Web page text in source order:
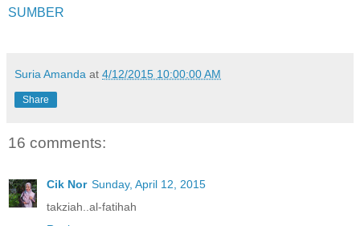
SUMBER
Suria Amanda at 4/12/2015 10:00:00 AM
Share
16 comments:
Cik Nor Sunday, April 12, 2015
takziah..al-fatihah